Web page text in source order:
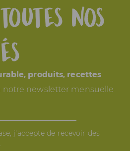
toutes nos
produits, recettes
notre newsletter mensuelle
j'accepte de recevoir des